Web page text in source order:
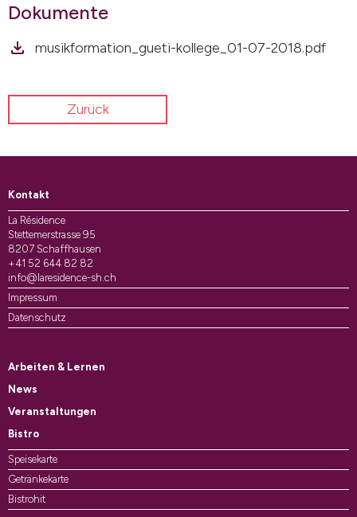
Dokumente
musikformation_gueti-kollege_01-07-2018.pdf
Zurück
Kontakt
La Résidence
Stettemerstrasse 95
8207 Schaffhausen
+41 52 644 82 82
info@laresidence-sh.ch
Impressum
Datenschutz
Arbeiten & Lernen
News
Veranstaltungen
Bistro
Speisekarte
Getränkekarte
Bistrohit